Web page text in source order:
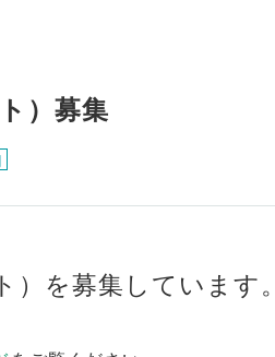
）募集
）を募集しています。